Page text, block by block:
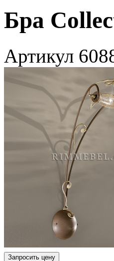
Бра
Артикул
Запросить цену